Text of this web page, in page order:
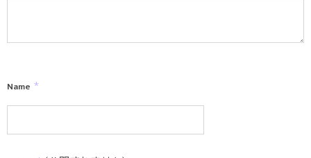
Name *